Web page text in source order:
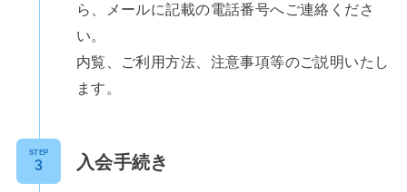
ら、メールに記載の電話番号へご連絡くださ
い。
内覧、ご利用方法、注意事項等のご説明いたし
ます。
STEP 入会手続き